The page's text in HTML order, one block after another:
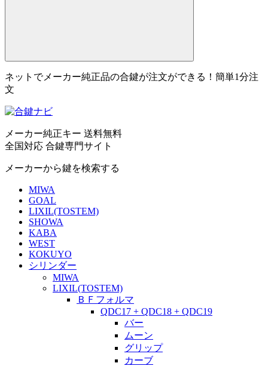
ネットでメーカー純正品の合鍵が注文ができる！簡単1分注
文
メーカー純正キー 送料無料
全国対応 合鍵専門サイト
メーカーから鍵を検索する
MIWA
GOAL
LIXIL(TOSTEM)
SHOWA
KABA
WEST
KOKUYO
シリンダー
MIWA
LIXIL(TOSTEM)
ＢＦフォルマ
QDC17 + QDC18 + QDC19
バー
ムーン
グリップ
カーブ